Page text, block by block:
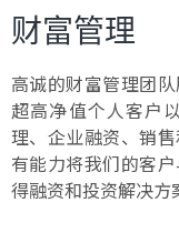
财富管理
高诚的财富管理团
超高净值个人客户
理、企业融资、销
有能力将我们的客
得融资和投资解决方